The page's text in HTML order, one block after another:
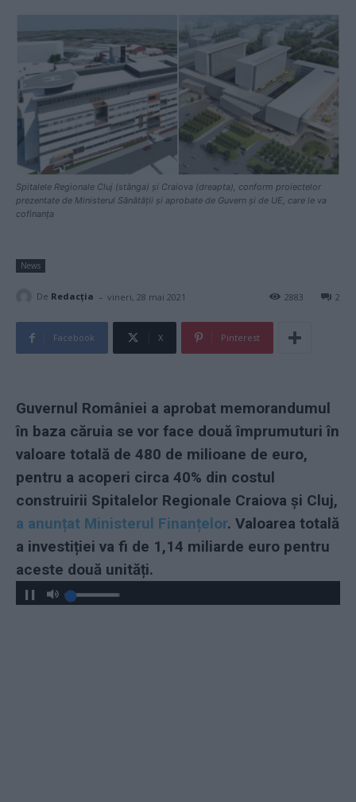
Spitalele Regionale Cluj (stânga) și Craiova (dreapta), conform proiectelor
prezentate de Ministerul Sănătății și aprobate de Guvern și de UE, care le va
cofinanța
News
De Redacţia - vineri, 28 mai 2021 2
2883
Facebook X Pinterest
Guvernul României a aprobat memorandumul
în baza căruia se vor face două împrumuturi în
valoare totală de 480 de milioane de euro,
pentru a acoperi circa 40% din costul
construirii Spitalelor Regionale Craiova și Cluj,
a anunțat Ministerul Finanțelor. Valoarea totală
a investiției va fi de 1,14 miliarde euro pentru
aceste două unități.